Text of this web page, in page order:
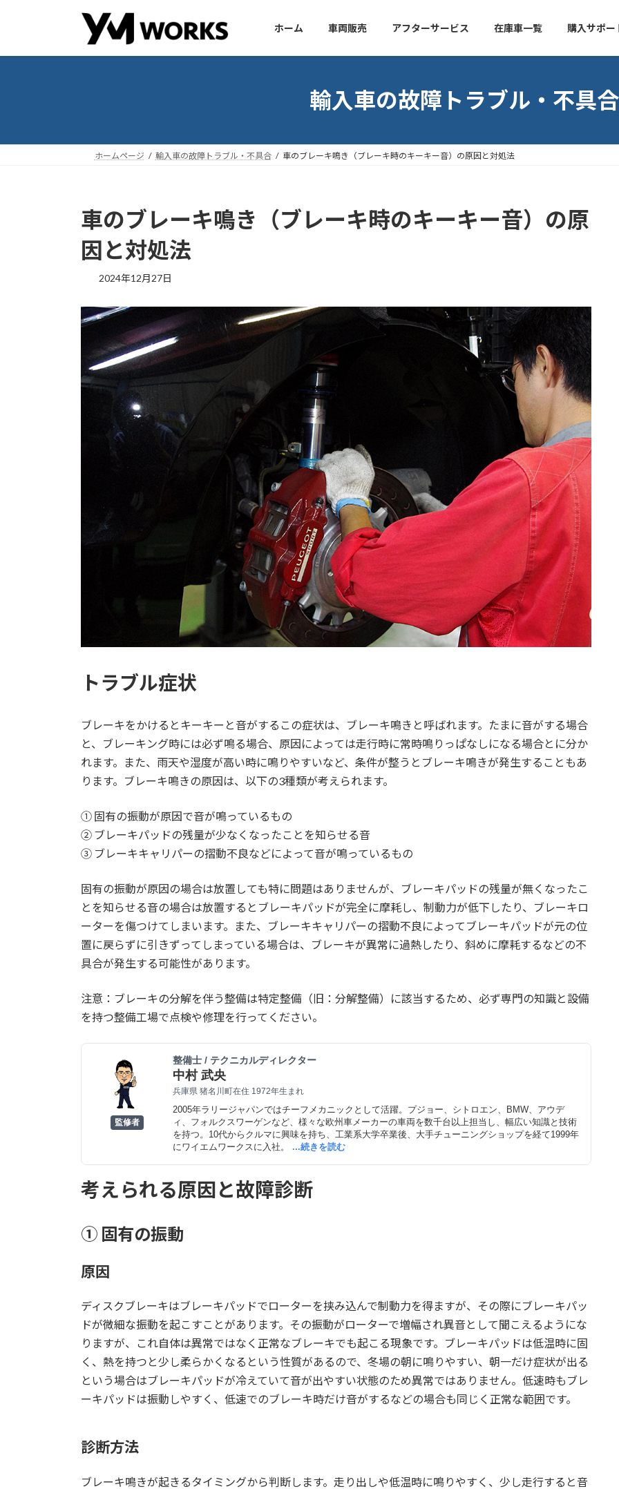
ン
ー
ホーム 車両販売 アフターサービス 在庫車一覧 購入サポー
輸入車の故障トラブル・不具合
ホームページ 輸入車の故障トラブル・不具合 車のブレーキ鳴き（ブレーキ時のキーキー音）の原因と対処法
車のブレーキ鳴き（ブレーキ時のキーキー音）の原
因と対処法
2024年12月27日
トラブル症状
ブレーキをかけるとキーキーと音がするこの症状は、ブレーキ鳴きと呼ばれます。たまに音がする場合
と、ブレーキング時には必ず鳴る場合、原因によっては走行時に常時鳴りっぱなしになる場合とに分か
れます。また、雨天や湿度が高い時に鳴りやすいなど、条件が整うとブレーキ鳴きが発生することもあ
ります。ブレーキ鳴きの原因は、以下の3種類が考えられます。
① 固有の振動が原因で音が鳴っているもの
② ブレーキパッドの残量が少なくなったことを知らせる音
③ ブレーキキャリパーの摺動不良などによって音が鳴っているもの
固有の振動が原因の場合は放置しても特に問題はありませんが、ブレーキパッドの残量が無くなったこ
とを知らせる音の場合は放置するとブレーキパッドが完全に摩耗し、制動力が低下したり、ブレーキロ
ーターを傷つけてしまいます。また、ブレーキキャリパーの摺動不良によってブレーキパッドが元の位
置に戻らずに引きずってしまっている場合は、ブレーキが異常に過熱したり、斜めに摩耗するなどの不
具合が発生する可能性があります。
注意：ブレーキの分解を伴う整備は特定整備（旧：分解整備）に該当するため、必ず専門の知識と設備
を持つ整備工場で点検や修理を行ってください。
監修者
整備士 / テクニカルディレクター
中村 武央
兵庫県 猪名川町在住 1972年生まれ
2005年ラリージャパンではチーフメカニックとして活躍。プジョー、シトロエン、BMW、アウデ
ィ、フォルクスワーゲンなど、様々な欧州車メーカーの車両を数千台以上担当し、幅広い知識と技術
を持つ。10代からクルマに興味を持ち、工業系大学卒業後、大手チューニングショップを経て1999年
にワイエムワークスに入社。 ...続きを読む
考えられる原因と故障診断
① 固有の振動
原因
ディスクブレーキはブレーキパッドでローターを挟み込んで制動力を得ますが、その際にブレーキパッ
ドが微細な振動を起こすことがあります。その振動がローターで増幅され異音として聞こえるようにな
りますが、これ自体は異常ではなく正常なブレーキでも起こる現象です。ブレーキパッドは低温時に固
く、熱を持つと少し柔らかくなるという性質があるので、冬場の朝に鳴りやすい、朝一だけ症状が出る
という場合はブレーキパッドが冷えていて音が出やすい状態のため異常ではありません。低速時もブレ
ーキパッドは振動しやすく、低速でのブレーキ時だけ音がするなどの場合も同じく正常な範囲です。
診断方法
ブレーキ鳴きが起きるタイミングから判断します。走り出しや低温時に鳴りやすく、少し走行すると音